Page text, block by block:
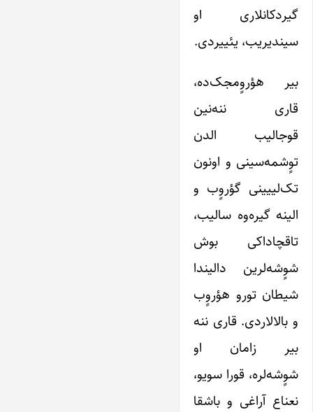
گیردکانلاری او
سیندیریب، یئییردی.
بیر هؤروٍمجک‌ده،
قاری ننه‌نین
قوجالیب الدن
توٍشمه‌سینی و اونون
تک‌لییینی گؤروٍب و
الینه گیره‌وه سالیب،
تاقچاداکی بوش
شوٍشه‌لرین دالیندا
شیطان تورو هؤروٍب
و بالالاردی. قاری ننه
بیر زامان او
شوٍشه‌لره، قورا سویو،
نعناع آراغی و باشقا